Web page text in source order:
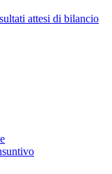
attesi di bilancio